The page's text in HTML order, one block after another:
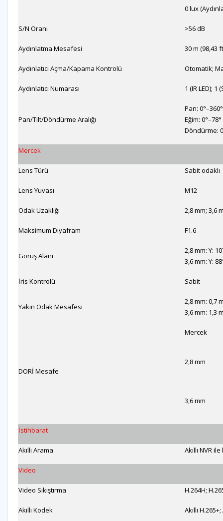
0 lux
S/N Oranı >56 dB
Aydınlatma Mesafesi 30 m (98,43
Aydınlatıcı Açma/Kapama Kontrolü Otomatik;
Aydınlatıcı Numarası 1 (IR LED); 1
Pan/Tilt/Döndürme Aralığı
Pan: 0°–360°
Eğim: 0°–78°
Döndürme:
Mercek
Lens Türü Sabit odaklı
Lens Yuvası M12
Odak Uzaklığı 2,8 mm; 3,6
Maksimum Diyafram F1.6
Görüş Alanı
2,8 mm: Y:
3,6 mm: Y:
İris Kontrolü Sabit
Yakın Odak Mesafesi
2,8 mm: 0,7
3,6 mm: 1,3
DORİ Mesafe
Mercek
2,8 mm
3,6 mm
İstihbarat
Akıllı Arama Akıllı NVR
Video
Video Sıkıştırma H.264H;
Akıllı Kodek Akıllı